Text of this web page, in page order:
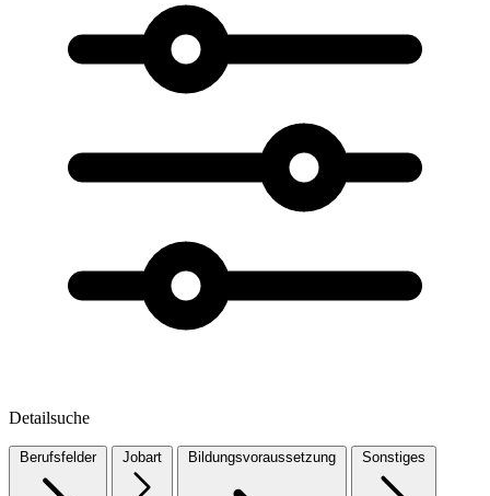
Detailsuche
Berufsfelder Jobart Bildungsvoraussetzung Sonstiges